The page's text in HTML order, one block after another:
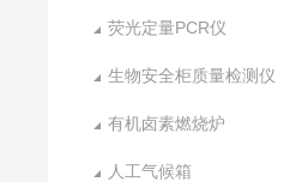
荧光定量PCR仪
生物安全柜质量检测仪
有机卤素燃烧炉
人工气候箱